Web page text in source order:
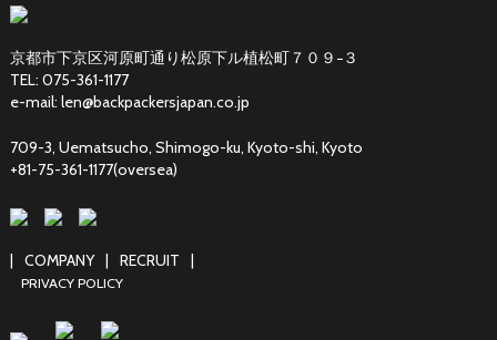
京都市下京区河原町通り松原下ル植松町７０９−３
TEL: 075-361-1177
e-mail: len@backpackersjapan.co.jp
709-3, Uematsucho, Shimogo-ku, Kyoto-shi, Kyoto
+81-75-361-1177(oversea)
| COMPANY | RECRUIT |
PRIVACY POLICY